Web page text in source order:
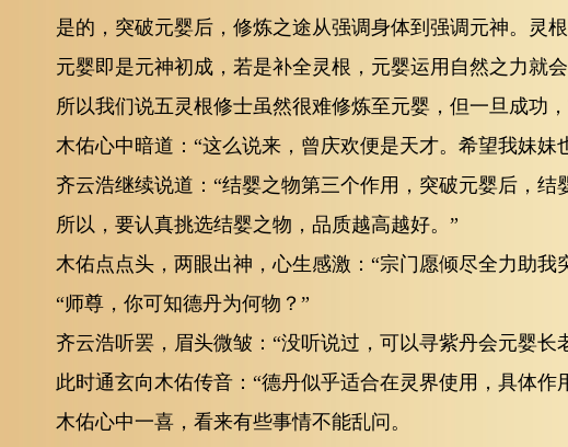
是的，突破元婴后，修炼之途从强调身体到强调元神。灵根
元婴即是元神初成，若是补全灵根，元婴运用自然之力就会
所以我们说五灵根修士虽然很难修炼至元婴，但一旦成功
木佑心中暗道：“这么说来，曾庆欢便是天才。希望我妹妹
齐云浩继续说道：“结婴之物第三个作用，突破元婴后，
所以，要认真挑选结婴之物，品质越高越好。”
木佑点点头，两眼出神，心生感激：“宗门愿倾尽全力助我
“师尊，你可知德丹为何物？”
齐云浩听罢，眉头微皱：“没听说过，可以寻紫丹会元婴长
此时通玄向木佑传音：“德丹似乎适合在灵界使用，具体作
木佑心中一喜，看来有些事情不能乱问。